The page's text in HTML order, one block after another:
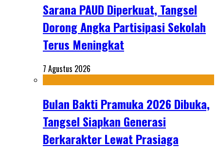
Sarana PAUD Diperkuat, Tangsel
Dorong Angka Partisipasi Sekolah
Terus Meningkat
7 Agustus 2026
Bulan Bakti Pramuka 2026 Dibuka,
Tangsel Siapkan Generasi
Berkarakter Lewat Prasiaga